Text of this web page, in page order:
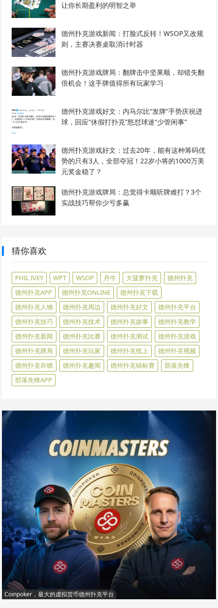
让你长期盈利的明智之举
德州扑克游戏新闻：打脸式反转！WSOP又改规
则，主赛决赛桌取消计时器
德州扑克游戏牌局：翻牌击中坚果顺，却错失翻
倍机会！这手牌值得所有玩家学习
德州扑克游戏好文：内马尔比“发牌”手势庆祝进
球，回应“休假打扑克”怒怼球迷“少管闲事”
德州扑克游戏好文：过去20年，能有这种筹码优
势的只有3人，全部夺冠！22岁小将的1000万美
元奖金稳了？
德州扑克游戏牌局：总觉得卡顺听牌难打？3个
实战技巧帮你少亏多赢
猜你喜欢
PHIL IVEY WPT WSOP 丹牛 大菠萝扑克
德州扑克
德州扑克APP
德州扑克ONLINE
德州扑克下载
德州扑克人物
德州扑克周边 德州扑克好文
德州扑克平台
德州扑克技巧
德州扑克技术 德州扑克故事
德州扑克教学
德州扑克新闻
德州扑克比赛 德州扑克测试
德州扑克游戏
德州扑克牌局
德州扑克玩家 德州扑克线上
德州扑克视频
德州扑克诈唬
德州扑克趣闻 德州扑克锦标赛
部落先锋
部落先锋APP
Coinpoker，最大的虚拟货币德州扑克平台